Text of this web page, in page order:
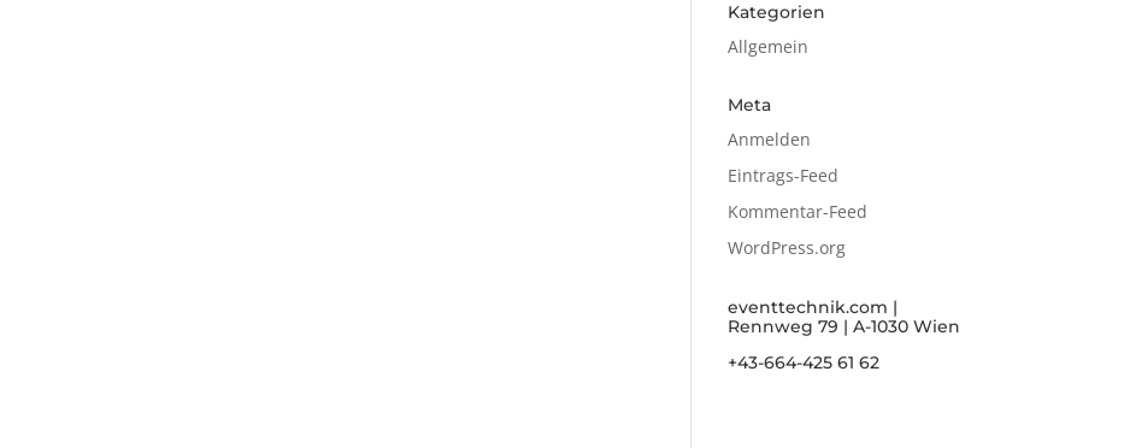
Kategorien
Allgemein
Meta
Anmelden
Eintrags-Feed
Kommentar-Feed
WordPress.org
eventtechnik.com |
Rennweg 79 | A-1030 Wien
+43-664-425 61 62